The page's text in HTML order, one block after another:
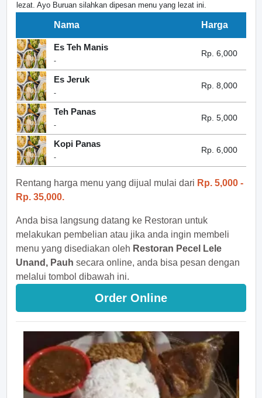
lezat. Ayo Buruan silahkan dipesan menu yang lezat ini.
Nama Harga
Es Teh Manis
-
Rp. 6,000
Es Jeruk
-
Rp. 8,000
Teh Panas
-
Rp. 5,000
Kopi Panas
-
Rp. 6,000
Rentang harga menu yang dijual mulai dari Rp. 5,000 -
Rp. 35,000.
Anda bisa langsung datang ke Restoran untuk
melakukan pembelian atau jika anda ingin membeli
menu yang disediakan oleh Restoran Pecel Lele
Unand, Pauh secara online, anda bisa pesan dengan
melalui tombol dibawah ini.
Order Online